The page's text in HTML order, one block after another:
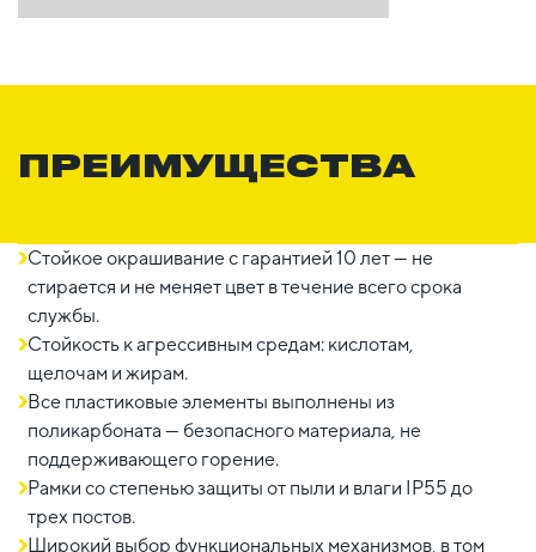
ПРЕИМУЩЕСТВА
Стойкое окрашивание с гарантией 10 лет — не
стирается и не меняет цвет в течение всего срока
службы.
Стойкость к агрессивным средам: кислотам,
щелочам и жирам.
Все пластиковые элементы выполнены из
поликарбоната — безопасного материала, не
поддерживающего горение.
Рамки со степенью защиты от пыли и влаги IP55 до
трех постов.
Широкий выбор функциональных механизмов, в том